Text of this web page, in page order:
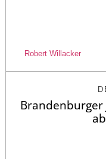
Robert Willacker
Brandenburger